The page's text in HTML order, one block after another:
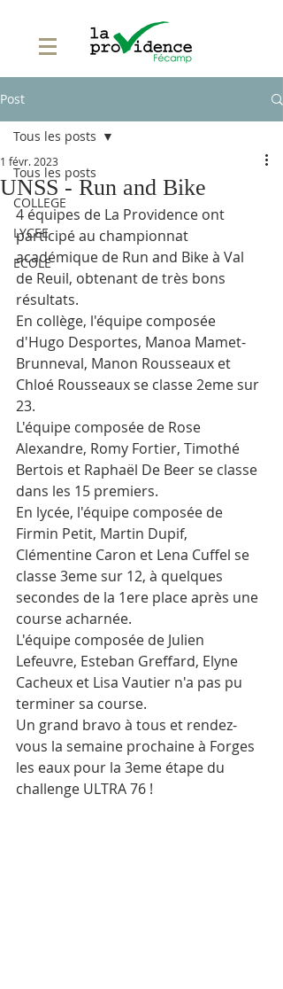
Post
Tous les posts
COLLEGE
LYCEE
ECOLE
Tous les posts
UNSS - Run and Bike
1 févr. 2023
4 équipes de La Providence ont
participé au championnat
académique de Run and Bike à Val
de Reuil, obtenant de très bons
résultats.
En collège, l'équipe composée
d'Hugo Desportes, Manoa Mamet-
Brunneval, Manon Rousseaux et
Chloé Rousseaux se classe 2eme sur
23.
L'équipe composée de Rose
Alexandre, Romy Fortier, Timothé
Bertois et Raphaël De Beer se classe
dans les 15 premiers.
En lycée, l'équipe composée de
Firmin Petit, Martin Dupif,
Clémentine Caron et Lena Cuffel se
classe 3eme sur 12, à quelques
secondes de la 1ere place après une
course acharnée.
L'équipe composée de Julien
Lefeuvre, Esteban Greffard, Elyne
Cacheux et Lisa Vautier n'a pas pu
terminer sa course.
Un grand bravo à tous et rendez-
vous la semaine prochaine à Forges
les eaux pour la 3eme étape du
challenge ULTRA 76 !